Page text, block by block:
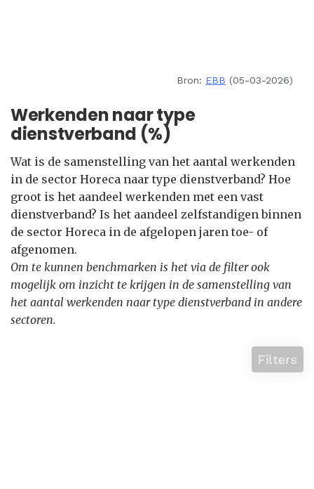
Bron: EBB (05-03-2026)
Werkenden naar type
dienstverband (%)
Wat is de samenstelling van het aantal werkenden
in de sector Horeca naar type dienstverband? Hoe
groot is het aandeel werkenden met een vast
dienstverband? Is het aandeel zelfstandigen binnen
de sector Horeca in de afgelopen jaren toe- of
afgenomen.
Om te kunnen benchmarken is het via de filter ook
mogelijk om inzicht te krijgen in de samenstelling van
het aantal werkenden naar type dienstverband in andere
sectoren.
Filters